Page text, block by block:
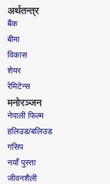
अर्थतन्त्र
बैंक
बीमा
विकास
शेयर
रेमिटेन्स
मनोरञ्जन
नेपाली फिल्म
हलिउड/बलिउड
गसिप
नयाँ पुस्ता
जीवनशैली